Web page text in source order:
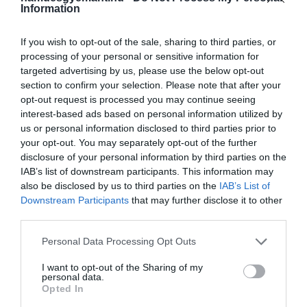
Information
If you wish to opt-out of the sale, sharing to third parties, or
processing of your personal or sensitive information for
targeted advertising by us, please use the below opt-out
section to confirm your selection. Please note that after your
opt-out request is processed you may continue seeing
interest-based ads based on personal information utilized by
us or personal information disclosed to third parties prior to
your opt-out. You may separately opt-out of the further
disclosure of your personal information by third parties on the
IAB’s list of downstream participants. This information may
also be disclosed by us to third parties on the IAB’s List of
Downstream Participants that may further disclose it to other
Please note that this website/app uses one or more Google
not limited to your visit or usage behaviour. You may click to
grant or deny consent to Google and its third-party tags to
use your data for below specified purposes in below Google
Personal Data Processing Opt Outs
I want to opt-out of the Sharing of my
personal data.
Opted In